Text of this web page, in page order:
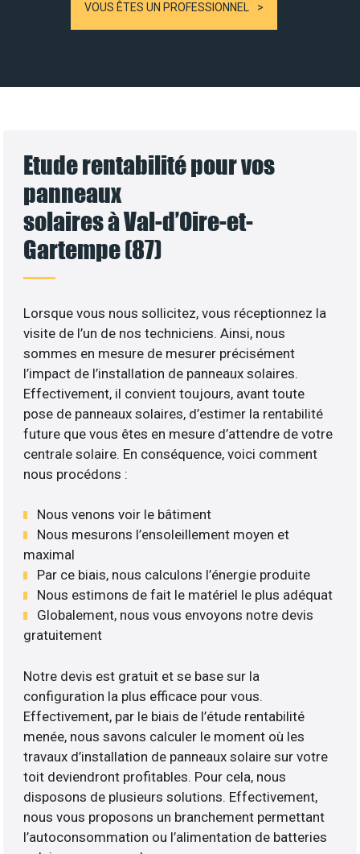
VOUS ÊTES UN PROFESSIONNEL
Etude rentabilité pour vos
panneaux
solaires à Val-d’Oire-et-
Gartempe (87)
Lorsque vous nous sollicitez, vous réceptionnez la
visite de l’un de nos techniciens. Ainsi, nous
sommes en mesure de mesurer précisément
l’impact de l’installation de panneaux solaires.
Effectivement, il convient toujours, avant toute
pose de panneaux solaires, d’estimer la rentabilité
future que vous êtes en mesure d’attendre de votre
centrale solaire. En conséquence, voici comment
nous procédons :
Nous venons voir le bâtiment
Nous mesurons l’ensoleillement moyen et
maximal
Par ce biais, nous calculons l’énergie produite
Nous estimons de fait le matériel le plus adéquat
Globalement, nous vous envoyons notre devis
gratuitement
Notre devis est gratuit et se base sur la
configuration la plus efficace pour vous.
Effectivement, par le biais de l’étude rentabilité
menée, nous savons calculer le moment où les
travaux d’installation de panneaux solaire sur votre
toit deviendront profitables. Pour cela, nous
disposons de plusieurs solutions. Effectivement,
nous vous proposons un branchement permettant
l’autoconsommation ou l’alimentation de batteries